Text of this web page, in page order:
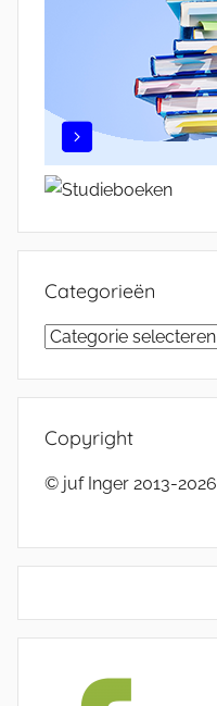
Categorieën
Categorieën
Copyright
© juf Inger 2013-2026